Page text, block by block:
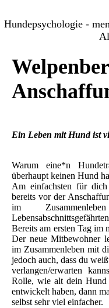
Hundepsychologie -
Ein Leben mit Hund ist
Warum eine*n
überhaupt keinen Hund
Am einfachsten für
bereits vor der
im
Bereits am ersten Tag im
Der neue Mitbewohner
im Zusammenleben mit
jedoch auch, dass du
verlangen/erwarten
Rolle, wie alt dein Hund
entwickelt haben, dann
selbst sehr viel einfacher.